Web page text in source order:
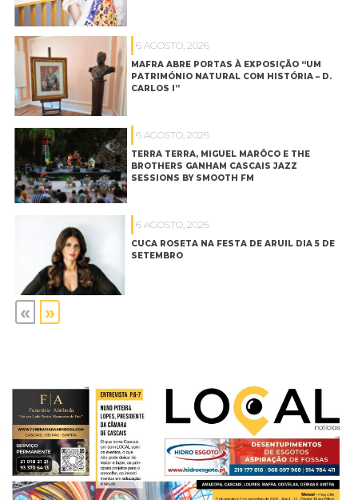
6 AGOSTO, 2026
MAFRA ABRE PORTAS À EXPOSIÇÃO “UM
PATRIMÓNIO NATURAL COM HISTÓRIA – D.
CARLOS I”
6 AGOSTO, 2026
TERRA TERRA, MIGUEL MARÔCO E THE
BROTHERS GANHAM CASCAIS JAZZ
SESSIONS BY SMOOTH FM
6 AGOSTO, 2026
CUCA ROSETA NA FESTA DE ARUIL DIA 5 DE
SETEMBRO
« »